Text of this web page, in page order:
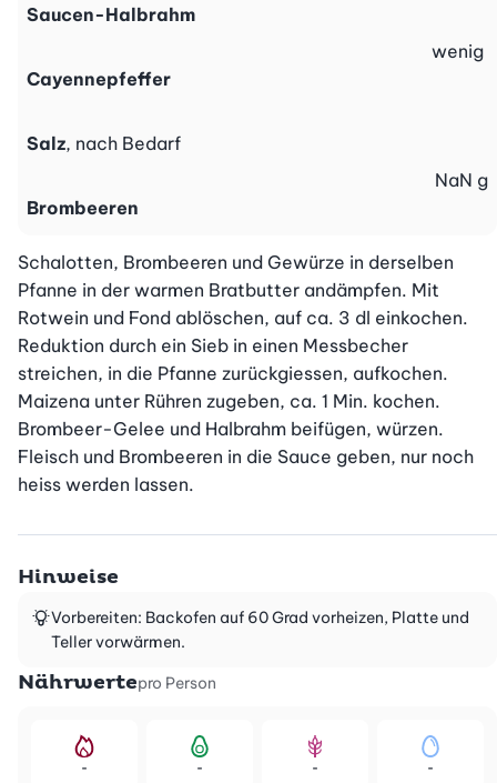
Saucen-Halbrahm
Cayennepfeffer
wenig
Salz, nach Bedarf
Brombeeren
NaN g
Schalotten, Brombeeren und Gewürze in derselben
Pfanne in der warmen Bratbutter andämpfen. Mit
Rotwein und Fond ablöschen, auf ca. 3 dl einkochen.
Reduktion durch ein Sieb in einen Messbecher
streichen, in die Pfanne zurückgiessen, aufkochen.
Maizena unter Rühren zugeben, ca. 1 Min. kochen.
Brombeer-Gelee und Halbrahm beifügen, würzen.
Fleisch und Brombeeren in die Sauce geben, nur noch
heiss werden lassen.
Hinweise
Vorbereiten: Backofen auf 60 Grad vorheizen, Platte und
Teller vorwärmen.
Nährwertepro Person
- - - -